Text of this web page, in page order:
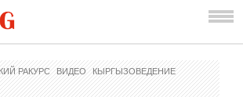
РАКУРС ВИДЕО КЫРГЫЗОВЕДЕНИЕ